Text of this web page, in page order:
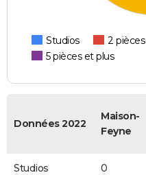
Studios 2 pièces
5 pièces et plus
Données 2022
Maison-
Feyne
Studios 0